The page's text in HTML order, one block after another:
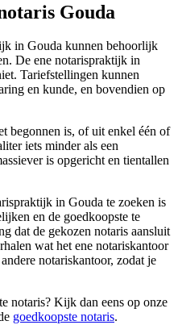
Gouda
in Gouda kunnen behoorlijk
De ene notarispraktijk in
Tariefstellingen kunnen
en kunde, en bovendien op
begonnen is, of uit enkel één of
iets minder als een
is opgericht en tientallen
in Gouda te zoeken is
en de goedkoopste te
dat de gekozen notaris aansluit
wat het ene notariskantoor
notariskantoor, zodat je
notaris? Kijk dan eens op onze
goedkoopste notaris.